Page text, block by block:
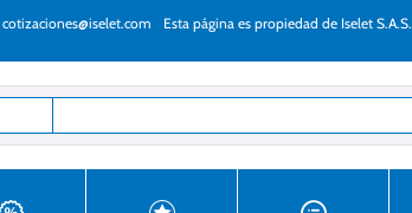
cotizaciones@iselet.com Esta página es propiedad de Iselet S.A.S.